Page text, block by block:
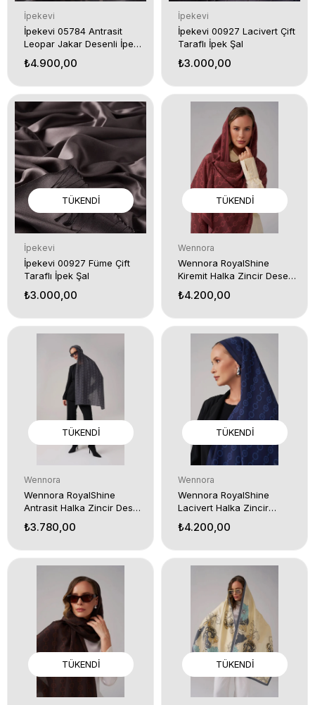
İpekevi
İpekevi 05784 Antrasit
Leopar Jakar Desenli İpek
₺4.900,00
İpekevi
İpekevi 00927 Lacivert Çift
Taraflı İpek Şal
₺3.000,00
TÜKENDI
İpekevi
İpekevi 00927 Füme Çift
Taraflı İpek Şal
₺3.000,00
TÜKENDI
Wennora
Wennora RoyalShine
Kiremit Halka Zincir Desen
₺4.200,00
TÜKENDI
Wennora
Wennora RoyalShine
Antrasit Halka Zincir Desen
₺3.780,00
TÜKENDI
Wennora
Wennora RoyalShine
Lacivert Halka Zincir
₺4.200,00
TÜKENDI TÜKENDI